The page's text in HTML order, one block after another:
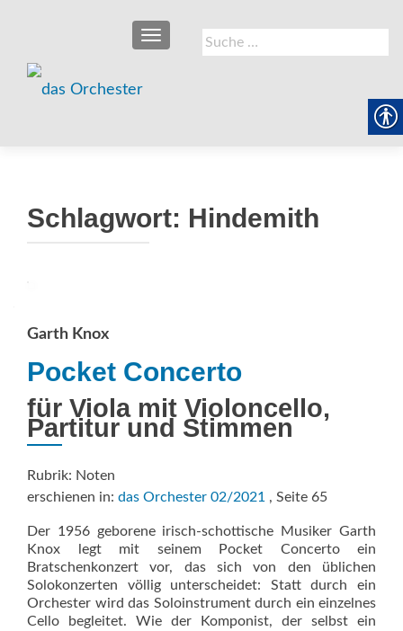
Suche
nach:
SCHALTE NAVIGATION
Schlagwort: Hindemith
Garth Knox
Pocket Concerto
für Viola mit Violoncello,
Partitur und Stimmen
Rubrik: Noten
erschienen in: das Orchester 02/2021 , Seite 65
Der 1956 geborene irisch-schottische Musiker Garth
Knox legt mit seinem Pocket Concerto ein
Bratschenkonzert vor, das sich von den üblichen
Solokonzerten völlig unterscheidet: Statt durch ein
Orchester wird das Soloinstrument durch ein einzelnes
Cello begleitet. Wie der Komponist, der selbst ein